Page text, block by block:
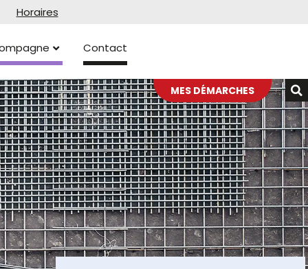
Horaires
Contact
MES DÉMARCHES